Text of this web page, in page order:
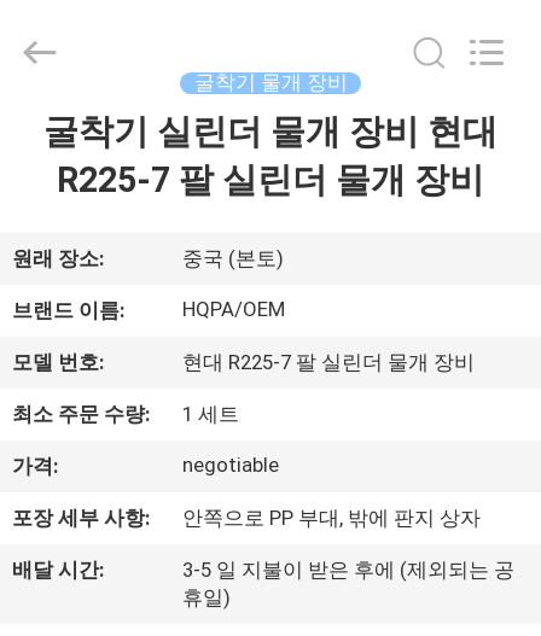
품
우
리
여
Beijing
굴착기 물개 장비
굴착기 실린더 물개 장비 현대
R225-7 팔 실린더 물개 장비
원래 장소: 중국 (본토)
브랜드 이름: HQPA/OEM
모델 번호: 현대 R225-7 팔 실린더 물개 장비
최소 주문 수량: 1 세트
가격: negotiable
포장 세부 사항: 안쪽으로 PP 부대, 밖에 판지 상자
배달 시간:
3-5 일 지불이 받은 후에 (제외되는 공
휴일)